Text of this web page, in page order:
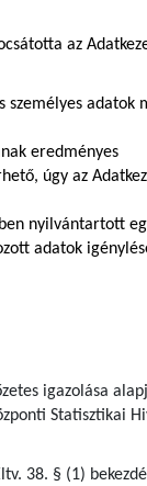
az
személyes adatok
eredményes
úgy az
nyilvántartott
adatok
igazolása
Statisztikai
38. § (1)